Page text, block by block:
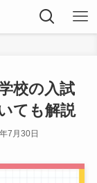
校の入試
ても解説
7月30日